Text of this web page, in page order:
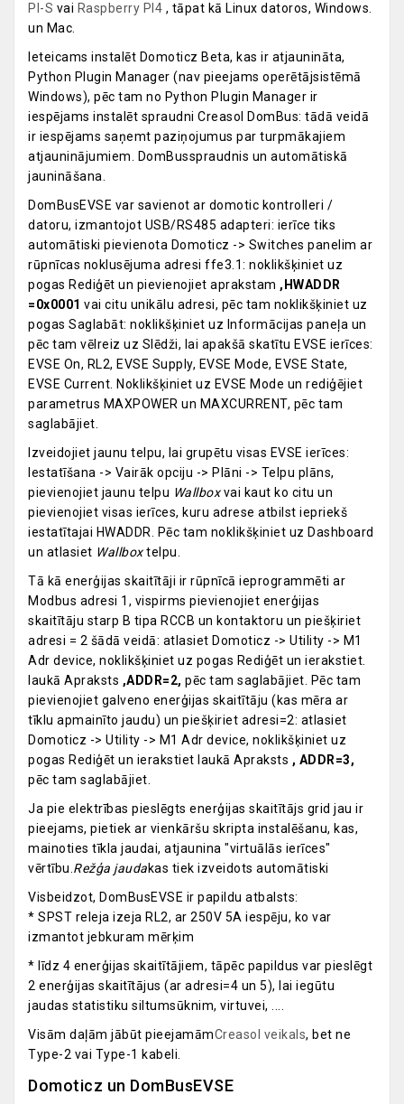
PI-S vai Raspberry PI4 , tāpat kā Linux datoros, Windows.
un Mac.
Ieteicams instalēt Domoticz Beta, kas ir atjaunināta,
Python Plugin Manager (nav pieejams operētājsistēmā
Windows), pēc tam no Python Plugin Manager ir
iespējams instalēt spraudni Creasol DomBus: tādā veidā
ir iespējams saņemt paziņojumus par turpmākajiem
atjauninājumiem. DomBusspraudnis un automātiskā
jaunināšana.
DomBusEVSE var savienot ar domotic kontrolleri /
datoru, izmantojot USB/RS485 adapteri: ierīce tiks
automātiski pievienota Domoticz -> Switches panelim ar
rūpnīcas noklusējuma adresi ffe3.1: noklikšķiniet uz
pogas Rediģēt un pievienojiet aprakstam ,HWADDR
=0x0001 vai citu unikālu adresi, pēc tam noklikšķiniet uz
pogas Saglabāt: noklikšķiniet uz Informācijas paneļa un
pēc tam vēlreiz uz Slēdži, lai apakšā skatītu EVSE ierīces:
EVSE On, RL2, EVSE Supply, EVSE Mode, EVSE State,
EVSE Current. Noklikšķiniet uz EVSE Mode un rediģējiet
parametrus MAXPOWER un MAXCURRENT, pēc tam
saglabājiet.
Izveidojiet jaunu telpu, lai grupētu visas EVSE ierīces:
Iestatīšana -> Vairāk opciju -> Plāni -> Telpu plāns,
pievienojiet jaunu telpu Wallboxvai kaut ko citu un
pievienojiet visas ierīces, kuru adrese atbilst iepriekš
iestatītajai HWADDR. Pēc tam noklikšķiniet uz Dashboard
un atlasiet Wallboxtelpu.
Tā kā enerģijas skaitītāji ir rūpnīcā ieprogrammēti ar
Modbus adresi 1, vispirms pievienojiet enerģijas
skaitītāju starp B tipa RCCB un kontaktoru un piešķiriet
adresi = 2 šādā veidā: atlasiet Domoticz -> Utility -> M1
Adr device, noklikšķiniet uz pogas Rediģēt un ierakstiet.
laukā Apraksts ,ADDR=2, pēc tam saglabājiet. Pēc tam
pievienojiet galveno enerģijas skaitītāju (kas mēra ar
tīklu apmainīto jaudu) un piešķiriet adresi=2: atlasiet
Domoticz -> Utility -> M1 Adr device, noklikšķiniet uz
pogas Rediģēt un ierakstiet laukā Apraksts , ADDR=3,
pēc tam saglabājiet.
Ja pie elektrības pieslēgts enerģijas skaitītājs grid jau ir
pieejams, pietiek ar vienkāršu skripta instalēšanu, kas,
mainoties tīkla jaudai, atjaunina "virtuālās ierīces"
vērtību. Režģa jaudakas tiek izveidots automātiski
Visbeidzot, DomBusEVSE ir papildu atbalsts:
* SPST releja izeja RL2, ar 250V 5A iespēju, ko var
izmantot jebkuram mērķim
* līdz 4 enerģijas skaitītājiem, tāpēc papildus var pieslēgt
2 enerģijas skaitītājus (ar adresi=4 un 5), lai iegūtu
jaudas statistiku siltumsūknim, virtuvei, ....
Visām daļām jābūt pieejamāmCreasol veikals, bet ne
Type-2 vai Type-1 kabeli.
Domoticz un DomBusEVSE